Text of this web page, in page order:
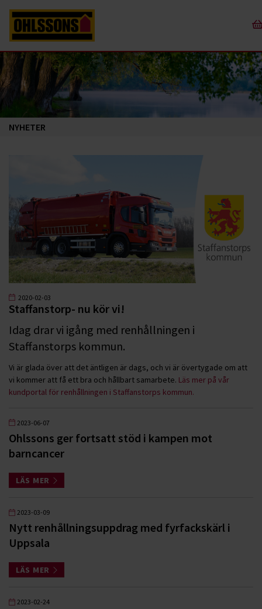
NYHETER
2020-02-03
Staffanstorp- nu kör vi!
Idag drar vi igång med renhållningen i
Staffanstorps kommun.
Vi är glada över att det äntligen är dags, och vi är övertygade om att
vi kommer att få ett bra och hållbart samarbete. Läs mer på vår
kundportal för renhållningen i Staffanstorps kommun.
2023-06-07
Ohlssons ger fortsatt stöd i kampen mot
barncancer
LÄS MER
2023-03-09
Nytt renhållningsuppdrag med fyrfackskärl i
Uppsala
LÄS MER
2023-02-24